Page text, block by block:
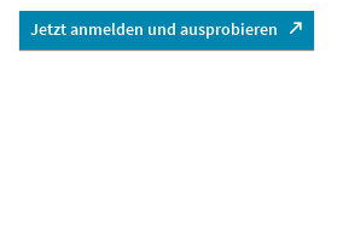
Jetzt anmelden und ausprobieren